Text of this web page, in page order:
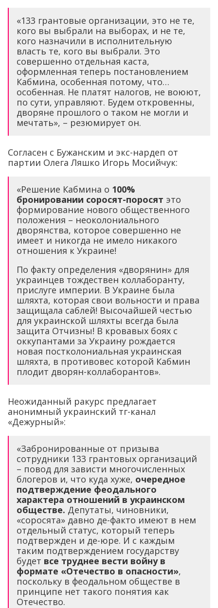
«133 грантовые организации, это не те,
кого вы выбрали на выборах, и не те,
кого назначили в исполнительную
власть те, кого вы выбрали. Это
совершенно отдельная каста,
оформленная теперь постановлением
Кабмина, особенная потому, что…
особенная. Не платят налогов, не воюют,
по сути, управляют. Будем откровенны,
дворяне прошлого о таком не могли и
мечтать», – резюмирует он.
Согласен с Бужанским и экс-нардеп от
партии Олега Ляшко Игорь Мосийчук:
«Решение Кабмина о 100%
бронировании соросят-поросят это
формирование нового общественного
положения – неоколониального
дворянства, которое совершенно не
имеет и никогда не имело никакого
отношения к Украине!
По факту определения «дворянин» для
украинцев тождествен коллаборанту,
прислуге империи. В Украине была
шляхта, которая свои вольности и права
защищала саблей! Высочайшей честью
для украинской шляхты всегда была
защита Отчизны! В кровавых боях с
оккупантами за Украину рождается
новая постколониальная украинская
шляхта, в противовес которой Кабмин
плодит дворян-коллаборантов».
Неожиданный ракурс предлагает
анонимный украинский тг-канал
«Дежурный»:
«Забронированные от призыва
сотрудники 133 грантовых организаций
– повод для зависти многочисленных
блогеров и, что куда хуже, очередное
подтверждение феодального
характера отношений в украинском
обществе. Депутаты, чиновники,
«соросята» давно де-факто имеют в нем
отдельный статус, который теперь
подтвержден и де-юре. И с каждым
таким подтверждением государству
будет все труднее вести войну в
формате «Отечество в опасности»,
поскольку в феодальном обществе в
принципе нет такого понятия как
Отечество.